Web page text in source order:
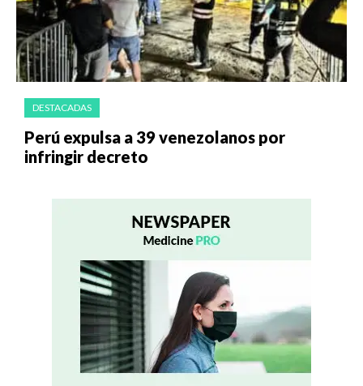
DESTACADAS
Perú expulsa a 39 venezolanos por
infringir decreto